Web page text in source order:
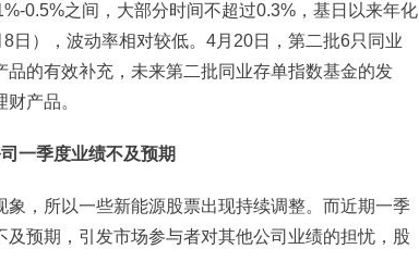
0.5%之间，大部分时间不超过0.3%，基日以来年化
日），波动率相对较低。4月20日，第二批6只同业
的有效补充，未来第二批同业存单指数基金的发
产品。
一季度业绩不及预期
，所以一些新能源股票出现持续调整。而近期一季
预期，引发市场参与者对其他公司业绩的担忧，股